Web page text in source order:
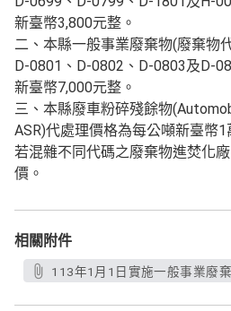
新臺幣3,800元整。
二、本縣一般事業廢棄物(廢棄物
D-0801、D-0802、D-0803及D-
新臺幣7,000元整。
三、本縣廢車粉碎殘餘物
ASR)代處理價格為每公噸新臺幣1
若混雜不同代碼之廢棄物進焚化
價。
相關附件
113年1月1日實施一般事業廢